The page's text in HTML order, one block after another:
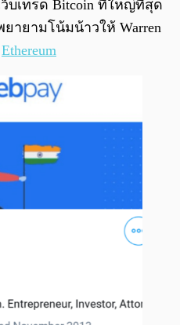
บเทรด Bitcoin ที่ใหญ่ที่สุด
ยายามโน้มน้าวให้ Warren
Ethereum